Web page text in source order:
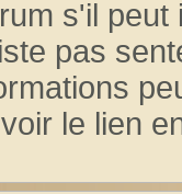
s'il
pas
le lien